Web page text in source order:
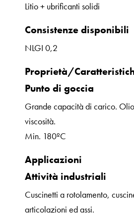
Litio + ubrificanti solidi
Consistenze disponibili
NLGI 0,2
Proprietà/
Punto di goccia
Grande capacità di carico.
viscosità.
Min. 180ºC
Applicazioni
Attività industriali
Cuscinetti a rotolamento,
articolazioni ed assi.